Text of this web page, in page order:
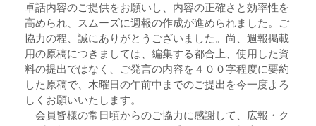
卓話内容のご提供をお願いし、内容の正確さと効率性を
高められ、スムーズに週報の作成が進められました。ご
協力の程、誠にありがとうございました。尚、週報掲載
用の原稿につきましては、編集する都合上、使用した資
料の提出ではなく、ご発言の内容を４００字程度に要約
した原稿で、木曜日の午前中までのご提出を今一度よろ
しくお願いいたします。
会員皆様の常日頃からのご協力に感謝して、広報・ク